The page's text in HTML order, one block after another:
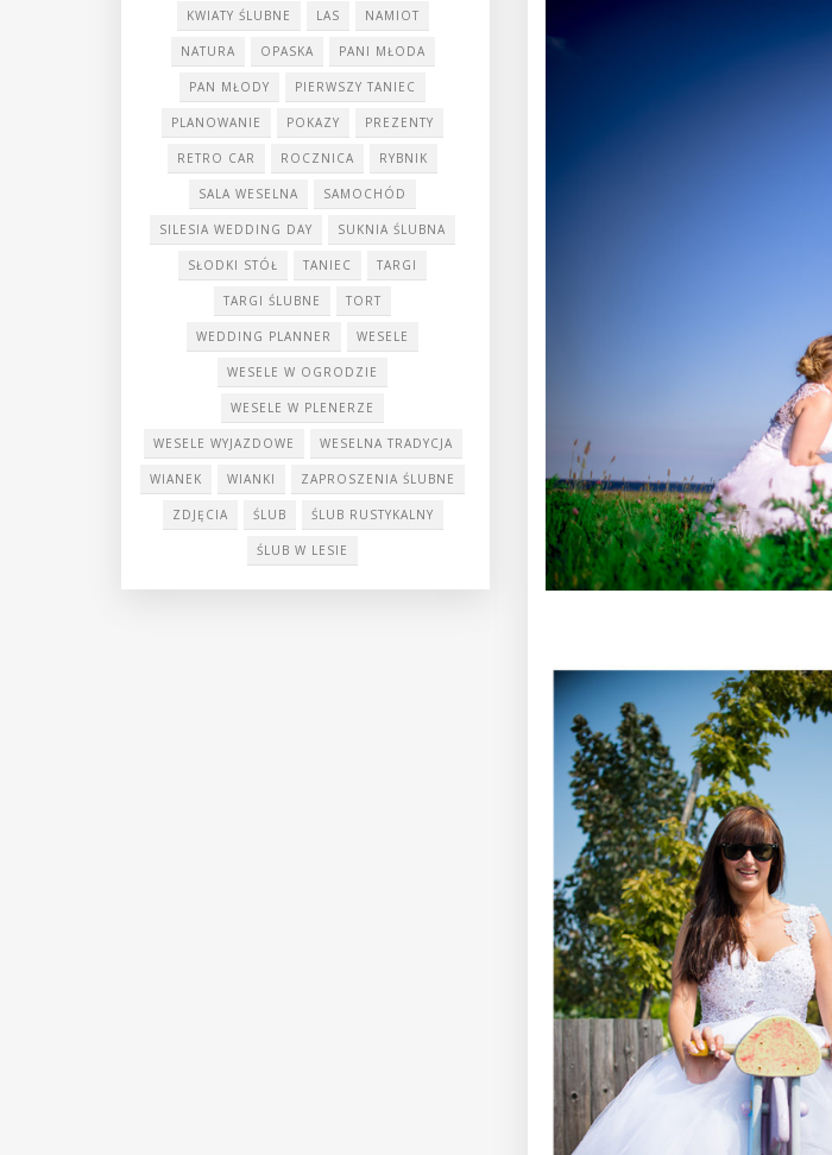
KWIATY ŚLUBNE LAS NAMIOT
NATURA OPASKA PANI MŁODA
PAN MŁODY PIERWSZY TANIEC
PLANOWANIE POKAZY PREZENTY
RETRO CAR ROCZNICA RYBNIK
SALA WESELNA SAMOCHÓD
SILESIA WEDDING DAY SUKNIA ŚLUBNA
SŁODKI STÓŁ TANIEC TARGI
TARGI ŚLUBNE TORT
WEDDING PLANNER WESELE
WESELE W OGRODZIE
WESELE W PLENERZE
WESELE WYJAZDOWE WESELNA TRADYCJA
WIANEK WIANKI ZAPROSZENIA ŚLUBNE
ZDJĘCIA ŚLUB ŚLUB RUSTYKALNY
ŚLUB W LESIE